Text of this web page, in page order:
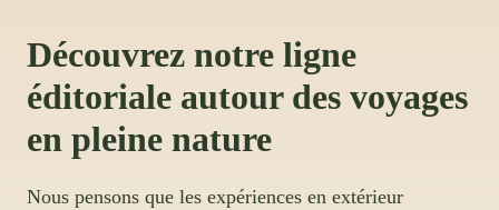
Découvrez notre ligne
éditoriale autour des voyages
en pleine nature
Nous pensons que les expériences en extérieur